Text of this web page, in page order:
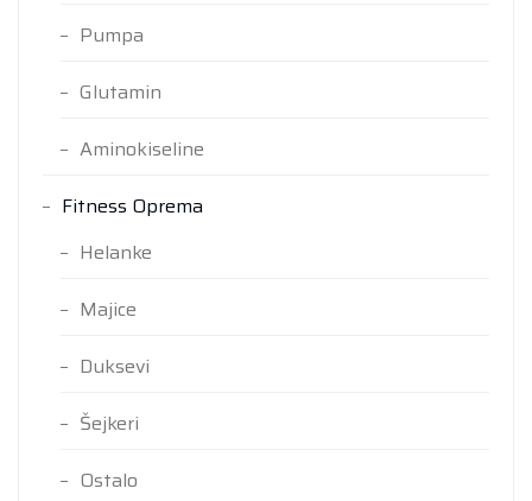
Pumpa
Glutamin
Aminokiseline
Fitness Oprema
Helanke
Majice
Duksevi
Šejkeri
Ostalo